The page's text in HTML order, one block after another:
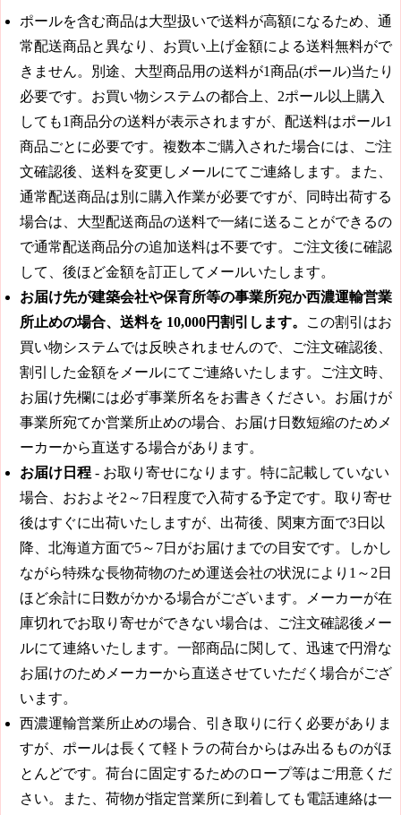
ポールを含む商品は大型扱いで送料が高額になるため、通
常配送商品と異なり、お買い上げ金額による送料無料がで
きません。別途、大型商品用の送料が1商品(ポール)当たり
必要です。お買い物システムの都合上、2ポール以上購入
しても1商品分の送料が表示されますが、配送料はポール1
商品ごとに必要です。複数本ご購入された場合には、ご注
文確認後、送料を変更しメールにてご連絡します。また、
通常配送商品は別に購入作業が必要ですが、同時出荷する
場合は、大型配送商品の送料で一緒に送ることができるの
で通常配送商品分の追加送料は不要です。ご注文後に確認
して、後ほど金額を訂正してメールいたします。
お届け先が建築会社や保育所等の事業所宛か西濃運輸営業
所止めの場合、送料を 10,000円割引します。
この割引はお
買い物システムでは反映されませんので、ご注文確認後、
割引した金額をメールにてご連絡いたします。ご注文時、
お届け先欄には必ず事業所名をお書きください。お届けが
事業所宛てか営業所止めの場合、お届け日数短縮のためメ
ーカーから直送する場合があります。
お届け日程 - お取り寄せになります。特に記載していない
場合、おおよそ2～7日程度で入荷する予定です。取り寄せ
後はすぐに出荷いたしますが、出荷後、関東方面で3日以
降、北海道方面で5～7日がお届けまでの目安です。しかし
ながら特殊な長物荷物のため運送会社の状況により1～2日
ほど余計に日数がかかる場合がございます。メーカーが在
庫切れでお取り寄せができない場合は、ご注文確認後メー
ルにて連絡いたします。一部商品に関して、迅速で円滑な
お届けのためメーカーから直送させていただく場合がござ
います。
西濃運輸営業所止めの場合、引き取りに行く必要がありま
すが、ポールは長くて軽トラの荷台からはみ出るものがほ
とんどです。荷台に固定するためのロープ等はご用意くだ
さい。また、荷物が指定営業所に到着しても電話連絡は一